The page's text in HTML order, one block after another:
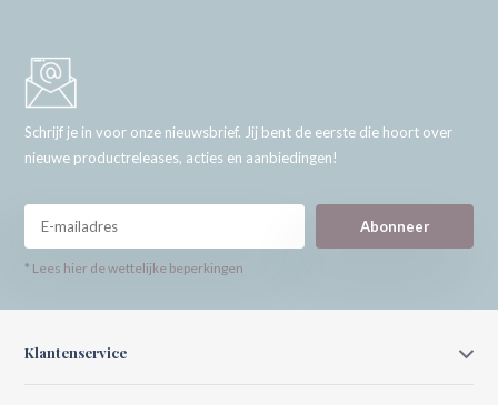
Schrijf je in voor onze nieuwsbrief. Jij bent de eerste die hoort over
nieuwe productreleases, acties en aanbiedingen!
Abonneer
* Lees hier de wettelijke beperkingen
Klantenservice